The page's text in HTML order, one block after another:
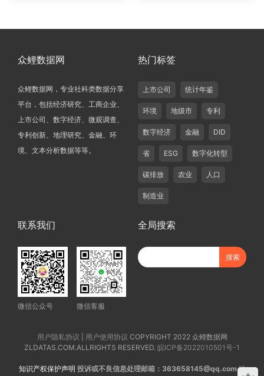
众鲤数据网
众鲤数据网，专业社科类数据分享
平台，包括经济研究、工商企业、
上市公司、数字经济、微观调查、
专利创新、地理研究、金融、环
境、文本分析数据等等。
热门标签
上市公司 统计年鉴
环境 地级市 专利
数字经济 金融 DID
省 ESG 数字化转型
碳排放 农业 人口
制造业
联系我们
微信公众号 微信客服
全局搜索
用户隐私协议 用户使用协议 COPYRIGHT 2022 众鲤数据网
ZLDATAS.COM.ALLRIGHTS RESERVED. 皖ICP备2022010501号-1
知识产权保护声明 投诉或不良信息处理邮箱：363658145@qq.com法